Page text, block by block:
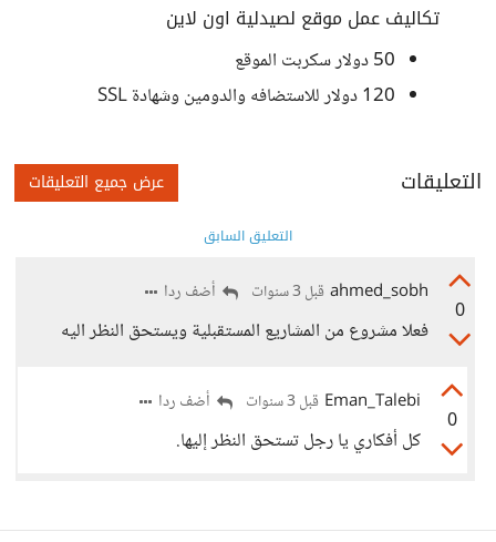
تكاليف عمل موقع لصيدلية اون لاين
50 دولار سكربت الموقع
120 دولار للاستضافه والدومين وشهادة SSL
التعليقات عرض جميع التعليقات
التعليق السابق
0
ahmed_sobh قبل 3 سنوات أضف ردا
فعلا مشروع من المشاريع المستقبلية ويستحق النظر اليه
0
Eman_Talebi قبل 3 سنوات أضف ردا
كل أفكاري يا رجل تستحق النظر إليها.